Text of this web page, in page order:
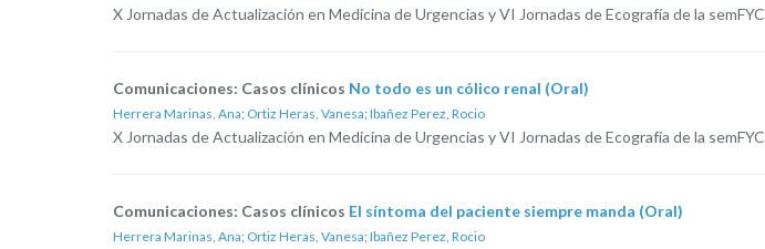
X Jornadas de Actualización en Medicina de Urgencias y VI Jornadas de Ecografía de la semFYC
Comunicaciones: Casos clínicos No todo es un cólico renal (Oral)
Herrera Marinas, Ana; Ortiz Heras, Vanesa; Ibañez Perez, Rocio
X Jornadas de Actualización en Medicina de Urgencias y VI Jornadas de Ecografía de la semFYC
Comunicaciones: Casos clínicos El síntoma del paciente siempre manda (Oral)
Herrera Marinas, Ana; Ortiz Heras, Vanesa; Ibañez Perez, Rocio